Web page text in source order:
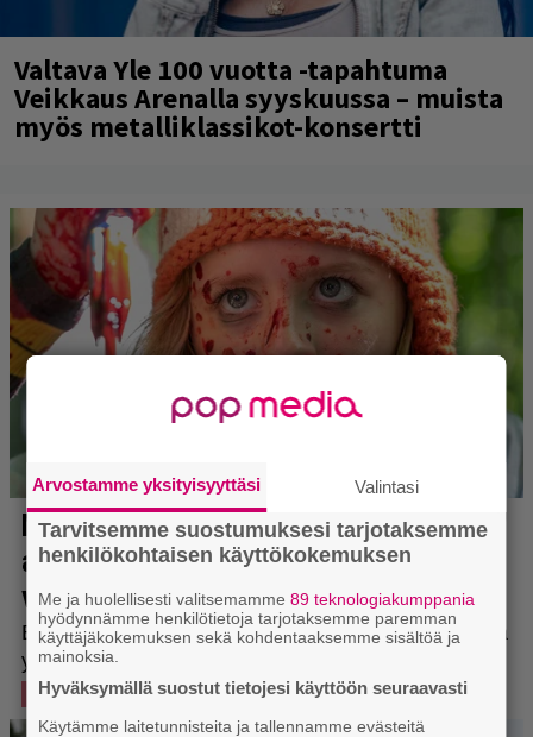
Valtava Yle 100 vuotta -tapahtuma
Veikkaus Arenalla syyskuussa – muista
myös metalliklassikot-konsertti
Arvostamme yksityisyyttäsi Valintasi
Tarvitsemme suostumuksesi tarjotaksemme
henkilökohtaisen käyttökokemuksen
Me ja huolellisesti valitsemamme89 teknologiakumppania
hyödynnämme henkilötietoja tarjotaksemme paremman
käyttäjäkokemuksen sekä kohdentaaksemme sisältöä ja
mainoksia.
Hyväksymällä suostut tietojesi käyttöön seuraavasti
Käytämme laitetunnisteita ja tallennamme evästeitä